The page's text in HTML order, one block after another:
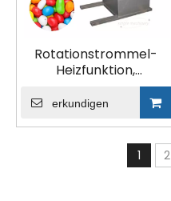
Rotationstrommel-
Heizfunktion,
Pillentabletten-
Beschichtungsmaschine
erkundigen
1 2